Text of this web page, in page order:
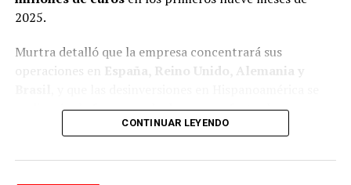
reportaje anterior (https://xpectrofm.com/se-empena-
lider-del-sindicato-del-nmp-en-realizar-operaciones-
compraventa de oro, ubicado a una cuadra de una
sucursal del Monte de Piedad, llamado Presta Express.
El flujo de efectivo no declarado ha permitido a dicho
2025.
Murtra detalló que la empresa concentrará sus
operaciones en España, Reino Unido, Alemania y
realizarán de forma gradual para no afectar las
negociaciones con potenciales compradores.
En México, Telefónica mantiene conversaciones con
Beyond ONE, dueña de
CONTINUAR LEYENDO